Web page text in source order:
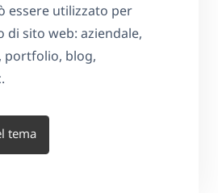
essere utilizzato per
di sito web: aziendale,
portfolio, blog,
tema